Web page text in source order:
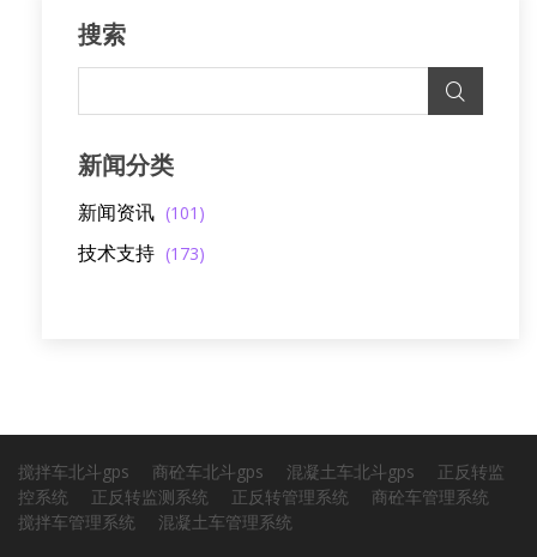
搜索
新闻分类
新闻资讯 (101)
技术支持 (173)
搅拌车北斗gps 商砼车北斗gps 混凝土车北斗gps
正反转监
控系统
正反转监测系统 正反转管理系统
商砼车管理系统
搅拌车管理系统
混凝土车管理系统